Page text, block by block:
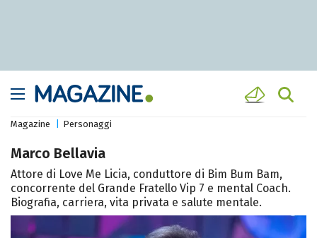
Magazine Personaggi
Marco Bellavia
Attore di Love Me Licia, conduttore di Bim Bum Bam,
concorrente del Grande Fratello Vip 7 e mental Coach.
Biografia, carriera, vita privata e salute mentale.